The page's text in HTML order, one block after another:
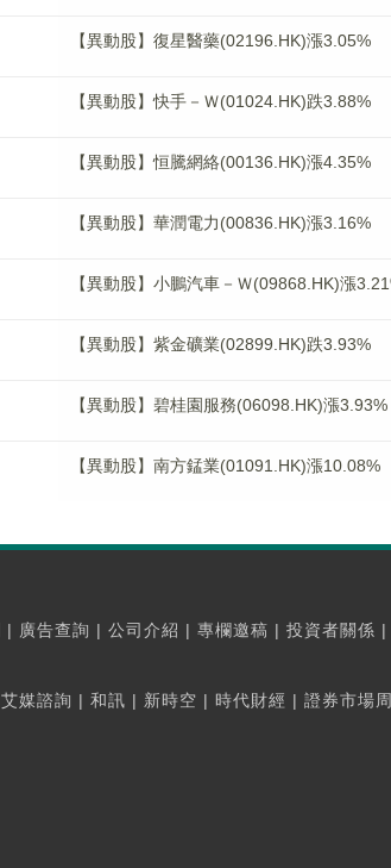
【異動股】復星醫藥(02196.HK)漲3.05%
【異動股】快手－Ｗ(01024.HK)跌3.88%
【異動股】恒騰網絡(00136.HK)漲4.35%
【異動股】華潤電力(00836.HK)漲3.16%
【異動股】小鵬汽車－Ｗ(09868.HK)漲
【異動股】紫金礦業(02899.HK)跌3.93%
【異動股】碧桂園服務(06098.HK)漲3.93%
【異動股】南方錳業(01091.HK)漲10.08%
| 廣告查詢 | 公司介紹 | 專欄邀稿 | 投資者關係 |
艾媒諮詢 | 和訊 | 新時空 | 時代財經 | 證券市場